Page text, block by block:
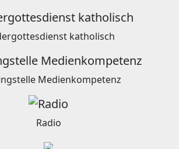
katholisch
Medienkompetenz
Radio